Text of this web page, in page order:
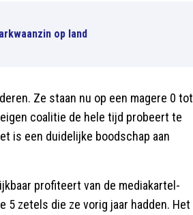
op land
Ze staan nu op een magere 0 tot
coalitie de hele tijd probeert te
is een duidelijke boodschap aan
profiteert van de mediakartel-
5 zetels die ze vorig jaar hadden. Het